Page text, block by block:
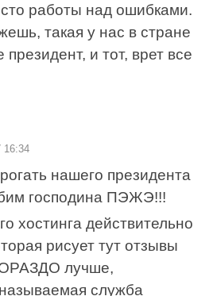
работы над ошибками.
такая у нас в стране
и тот, врет все
16:34
нашего президента
господина ПЭЖЭ!!!
хостинга действительно
рисует тут отзывы
лучше,
служба